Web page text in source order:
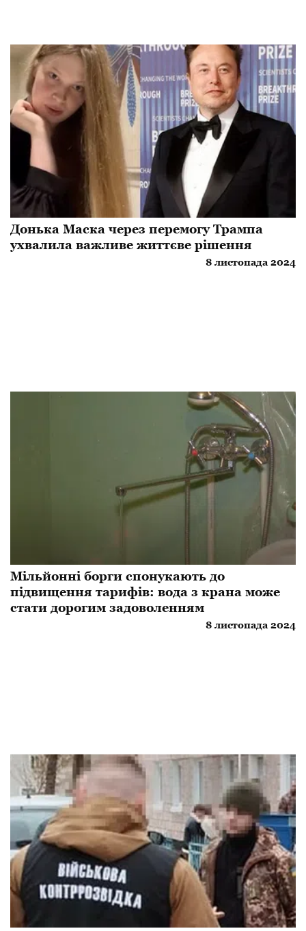
Донька Маска через перемогу Трампа
ухвалила важливе життєве рішення
8 листопада 2024
Мільйонні борги спонукають до
підвищення тарифів: вода з крана може
стати дорогим задоволенням
8 листопада 2024